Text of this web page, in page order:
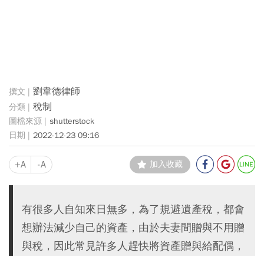
劉韋德律師
稅制
shutterstock
2022-12-23 09:16
+A -A 加入收藏
有很多人自知來日無多，為了規避遺產稅，都會
想辦法減少自己的資產，由於夫妻間贈與不用贈
與稅，因此常見許多人趕快將資產贈與給配偶，